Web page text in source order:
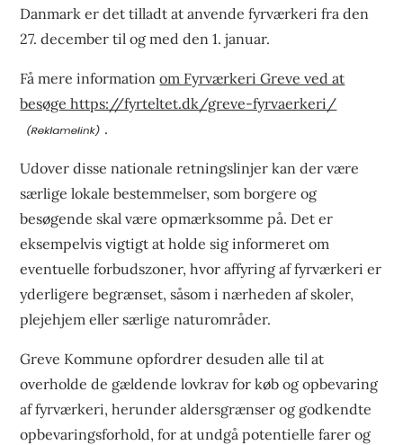
Danmark er det tilladt at anvende fyrværkeri fra den
27. december til og med den 1. januar.
Få mere informationom Fyrværkeri Greve ved at
besøge https://fyrteltet.dk/greve-fyrvaerkeri/
.
Udover disse nationale retningslinjer kan der være
særlige lokale bestemmelser, som borgere og
besøgende skal være opmærksomme på. Det er
eksempelvis vigtigt at holde sig informeret om
eventuelle forbudszoner, hvor affyring af fyrværkeri er
yderligere begrænset, såsom i nærheden af skoler,
plejehjem eller særlige naturområder.
Greve Kommune opfordrer desuden alle til at
overholde de gældende lovkrav for køb og opbevaring
af fyrværkeri, herunder aldersgrænser og godkendte
opbevaringsforhold, for at undgå potentielle farer og